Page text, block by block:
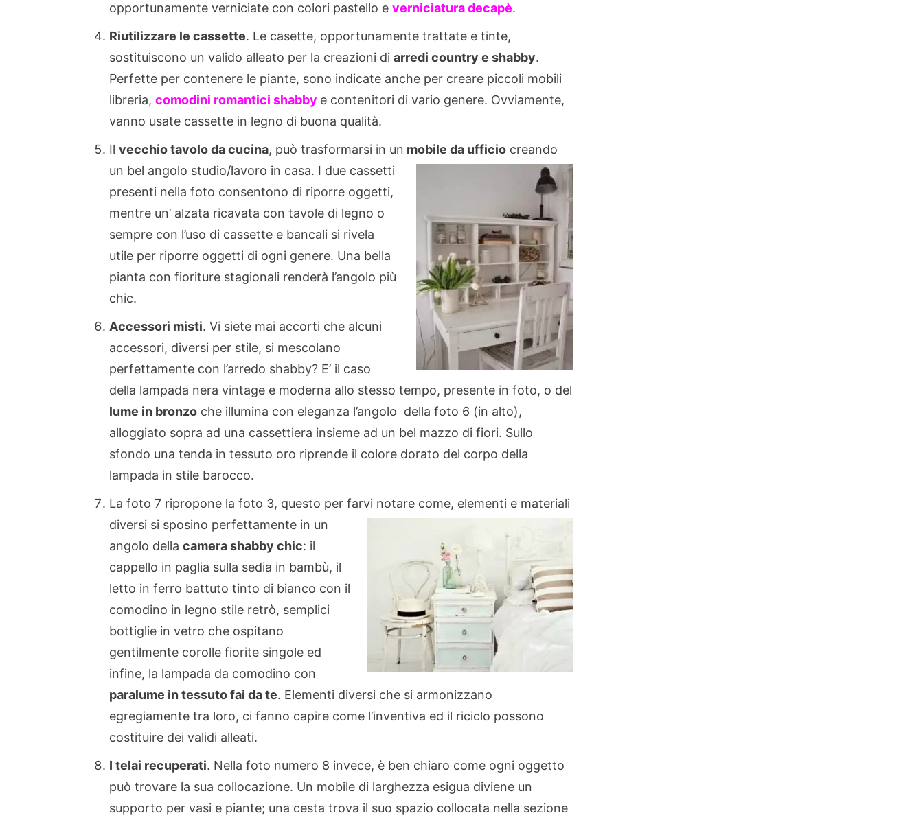
opportunamente verniciate con colori pastello e verniciatura decapè.
Riutilizzare le cassette. Le casette, opportunamente trattate e tinte,
sostituiscono un valido alleato per la creazioni di arredi country e shabby.
Perfette per contenere le piante, sono indicate anche per creare piccoli mobili
libreria, comodini romantici shabby e contenitori di vario genere. Ovviamente,
vanno usate cassette in legno di buona qualità.
Il vecchio tavolo da cucina, può trasformarsi in un mobile da ufficio creando
un bel angolo studio/lavoro in casa. I due cassetti
presenti nella foto consentono di riporre oggetti,
mentre un’ alzata ricavata con tavole di legno o
sempre con l’uso di cassette e bancali si rivela
utile per riporre oggetti di ogni genere. Una bella
pianta con fioriture stagionali renderà l’angolo più
chic.
Accessori misti. Vi siete mai accorti che alcuni
accessori, diversi per stile, si mescolano
perfettamente con l’arredo shabby? E’ il caso
della lampada nera vintage e moderna allo stesso tempo, presente in foto, o del
lume in bronzo che illumina con eleganza l’angolo della foto 6 (in alto),
alloggiato sopra ad una cassettiera insieme ad un bel mazzo di fiori. Sullo
sfondo una tenda in tessuto oro riprende il colore dorato del corpo della
lampada in stile barocco.
La foto 7 ripropone la foto 3, questo per farvi notare come, elementi e materiali
diversi si sposino perfettamente in un
angolo della camera shabby chic: il
cappello in paglia sulla sedia in bambù, il
letto in ferro battuto tinto di bianco con il
comodino in legno stile retrò, semplici
bottiglie in vetro che ospitano
gentilmente corolle fiorite singole ed
infine, la lampada da comodino con
paralume in tessuto fai da te. Elementi diversi che si armonizzano
egregiamente tra loro, ci fanno capire come l’inventiva ed il riciclo possono
costituire dei validi alleati.
I telai recuperati. Nella foto numero 8 invece, è ben chiaro come ogni oggetto
può trovare la sua collocazione. Un mobile di larghezza esigua diviene un
supporto per vasi e piante; una cesta trova il suo spazio collocata nella sezione